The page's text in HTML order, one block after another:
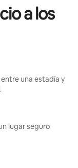
a los
una estadía y
lugar seguro